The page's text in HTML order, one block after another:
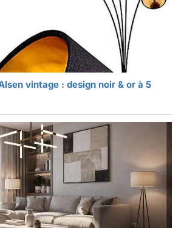
vintage : design noir & or à 5